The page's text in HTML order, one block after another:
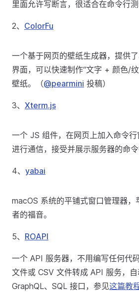
里面允许写断言，很适合在命令行
2、 ColorFu
一个基于网页的壁纸生成器，提供
界面，可以快速制作“文字 + 颜色/
壁纸。（@pearmini 投稿）
3、 Xterm.js
一个 JS 组件，在网页上加入命令
进行通信，接受并展示服务器的命令
4、 yabai
macOS 系统的平铺式窗口管理器，
者的福音。
5、 ROAPI
一个 API 服务器，不用编写任何代
文件或 CSV 文件转成 API 服务，自
GraphQL、SQL 接口，参见这篇教